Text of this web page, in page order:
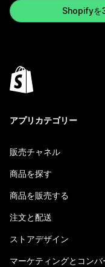
Shopifyを
アプリカテゴリー
販売チャネル
商品を探す
商品を販売する
注文と配送
ストアデザイン
マーケティングとコンバ